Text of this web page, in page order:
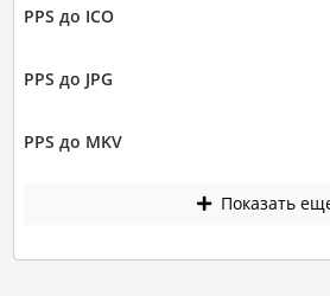
PPS до ICO
PPS до JPG
PPS до MKV
Показать